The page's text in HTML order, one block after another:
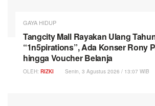
GAYA HIDUP
Tangcity Mall Rayakan Ulang
“1n5pirations”, Ada Konser Rony
hingga Voucher Belanja
OLEH: RIZKI Senin, 3 Agustus 2026 / 13:07 WIB